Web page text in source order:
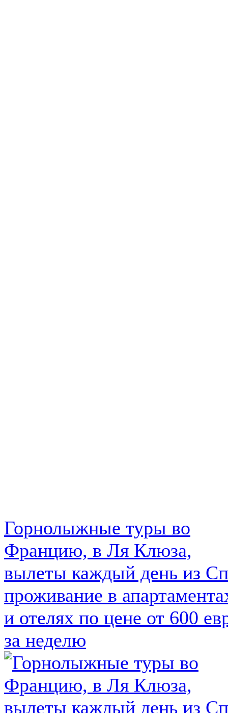
Горнолыжные туры во
Францию, в Ля Клюза,
вылеты каждый день из
проживание в
и отелях по цене от 600
за неделю